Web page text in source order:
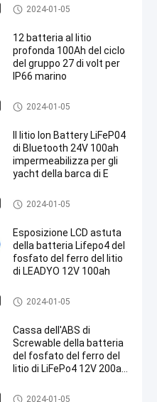
Sostituzione delle batterie per
autoveicoli
2024-01-05
12 batteria al litio
profonda 100Ah del ciclo
del gruppo 27 di volt per
IP66 marino
Batterie per navi da guerra
2024-01-05
Il litio Ion Battery LiFeP04
di Bluetooth 24V 100ah
impermeabilizza per gli
yacht della barca di E
Batterie per navi da guerra
2024-01-05
Esposizione LCD astuta
della batteria Lifepo4 del
fosfato del ferro del litio
di LEADYO 12V 100ah
Batterie per navi da guerra
2024-01-05
Cassa dell'ABS di
Screwable della batteria
del fosfato del ferro del
litio di LiFePo4 12V 200ah
Batterie per navi da guerra
2024-01-05